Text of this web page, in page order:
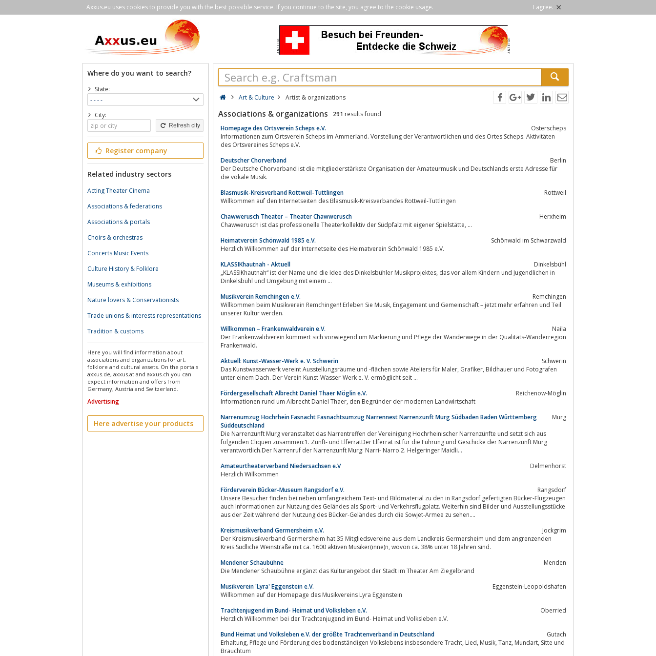
Axxus.eu uses cookies to provide you with the best possible service. If you continue to the site, you agree to the cookie usage. I agree. ×
Where do you want to search?
State:
City:
Refresh city
Register company
Related industry sectors
Acting Theater Cinema
Associations & federations
Associations & portals
Choirs & orchestras
Concerts Music Events
Culture History & Folklore
Museums & exhibitions
Nature lovers & Conservationists
Trade unions & interests representations
Tradition & customs
Here you will find information about
associations and organizations for art,
folklore and cultural assets. On the portals
axxus.de, axxus.at and axxus.ch you can
expect information and offers from
Germany, Austria and Switzerland.
Advertising
Here advertise your products
Art & Culture Artist & organizations
Associations & organizations 291 results found
Homepage des Ortsverein Scheps e.V.
Osterscheps
Informationen zum Ortsverein Scheps im Ammerland. Vorstellung der Verantwortlichen und des Ortes Scheps. Aktivitäten
des Ortsvereines Scheps e.V.
Deutscher Chorverband
Berlin
Der Deutsche Chorverband ist die mitgliederstärkste Organisation der Amateurmusik und Deutschlands erste Adresse für
die vokale Musik.
Blasmusik-Kreisverband Rottweil-Tuttlingen
Rottweil
Willkommen auf den Internetseiten des Blasmusik-Kreisverbandes Rottweil-Tuttlingen
Chawwerusch Theater – Theater Chawwerusch
Herxheim
Chawwerusch ist das professionelle Theaterkollektiv der Südpfalz mit eigener Spielstätte, ...
Heimatverein Schönwald 1985 e.V.
Schönwald im Schwarzwald
Herzlich Willkommen auf der Internetseite des Heimatverein Schönwald 1985 e.V.
KLASSIKhautnah - Aktuell
Dinkelsbühl
„KLASSIKhautnah“ ist der Name und die Idee des Dinkelsbühler Musikprojektes, das vor allem Kindern und Jugendlichen in
Dinkelsbühl und Umgebung mit einem ...
Musikverein Remchingen e.V.
Remchingen
Willkommen beim Musikverein Remchingen! Erleben Sie Musik, Engagement und Gemeinschaft – jetzt mehr erfahren und Teil
unserer Kultur werden.
Willkommen – Frankenwaldverein e.V.
Naila
Der Frankenwaldverein kümmert sich vorwiegend um Markierung und Pflege der Wanderwege in der Qualitäts-Wanderregion
Frankenwald.
Aktuell: Kunst-Wasser-Werk e. V. Schwerin
Schwerin
Das Kunstwasserwerk vereint Ausstellungsräume und -flächen sowie Ateliers für Maler, Grafiker, Bildhauer und Fotografen
unter einem Dach. Der Verein Kunst-Wasser-Werk e. V. ermöglicht seit ...
Fördergesellschaft Albrecht Daniel Thaer Möglin e.V.
Reichenow-Möglin
Informationen rund um Albrecht Daniel Thaer, den Begründer der modernen Landwirtschaft
Narrenumzug Hochrhein Fasnacht Fasnachtsumzug Narrennest Narrenzunft Murg Südbaden Baden Württemberg
Süddeutschland
Murg
Die Narrenzunft Murg veranstaltet das Narrentreffen der Vereinigung Hochrheinischer Narrenzünfte und setzt sich aus
folgenden Cliquen zusammen:1. Zunft- und ElferratDer Elferrat ist für die Führung und Geschicke der Narrenzunft Murg
verantwortlich.Der Narrenruf der Narrenzunft Murg: Narri- Narro.2. Helgeringer Maidli...
Amateurtheaterverband Niedersachsen e.V
Delmenhorst
Herzlich Willkommen
Förderverein Bücker-Museum Rangsdorf e.V.
Rangsdorf
Unsere Besucher finden bei neben umfangreichem Text- und Bildmaterial zu den in Rangsdorf gefertigten Bücker-Flugzeugen
auch Informationen zur Nutzung des Geländes als Sport- und Verkehrsflugplatz. Weiterhin sind Bilder und Ausstellungsstücke
aus der Zeit während der Nutzung des Bücker-Geländes durch die Sowjet-Armee zu sehen....
Kreismusikverband Germersheim e.V.
Jockgrim
Der Kreismusikverband Germersheim hat 35 Mitgliedsvereine aus dem Landkreis Germersheim und dem angrenzenden
Kreis Südliche Weinstraße mit ca. 1600 aktiven Musiker(inne)n, wovon ca. 38% unter 18 Jahren sind.
Mendener Schaubühne
Menden
Die Mendener Schaubühne ergänzt das Kulturangebot der Stadt im Theater Am Ziegelbrand
Musikverein 'Lyra' Eggenstein e.V.
Eggenstein-Leopoldshafen
Willkommen auf der Homepage des Musikvereins Lyra Eggenstein
Trachtenjugend im Bund- Heimat und Volksleben e.V.
Oberried
Herzlich Willkommen bei der Trachtenjugend im Bund- Heimat und Volksleben e.V.
Bund Heimat und Volksleben e.V. der größte Trachtenverband in Deutschland
Gutach
Erhaltung, Pflege und Förderung des bodenständigen Volkslebens insbesondere Tracht, Lied, Musik, Tanz, Mundart, Sitte und
Brauchtum